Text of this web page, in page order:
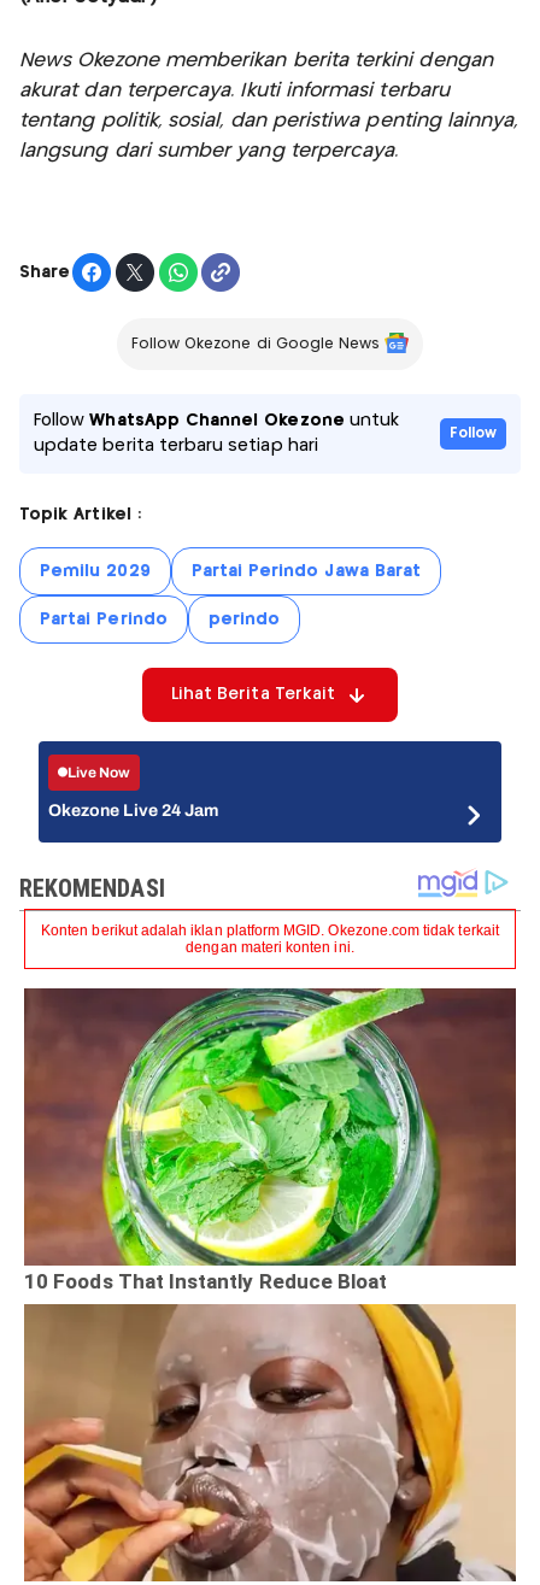
News Okezone memberikan berita terkini dengan
akurat dan terpercaya. Ikuti informasi terbaru
tentang politik, sosial, dan peristiwa penting lainnya,
langsung dari sumber yang terpercaya.
Share
Follow Okezone di Google News
FollowWhatsApp Channel Okezone untuk
update berita terbaru setiap hari
Follow
Topik Artikel :
Pemilu 2029 Partai Perindo Jawa Barat
Partai Perindo perindo
Lihat Berita Terkait
Live Now
Okezone Live 24 Jam